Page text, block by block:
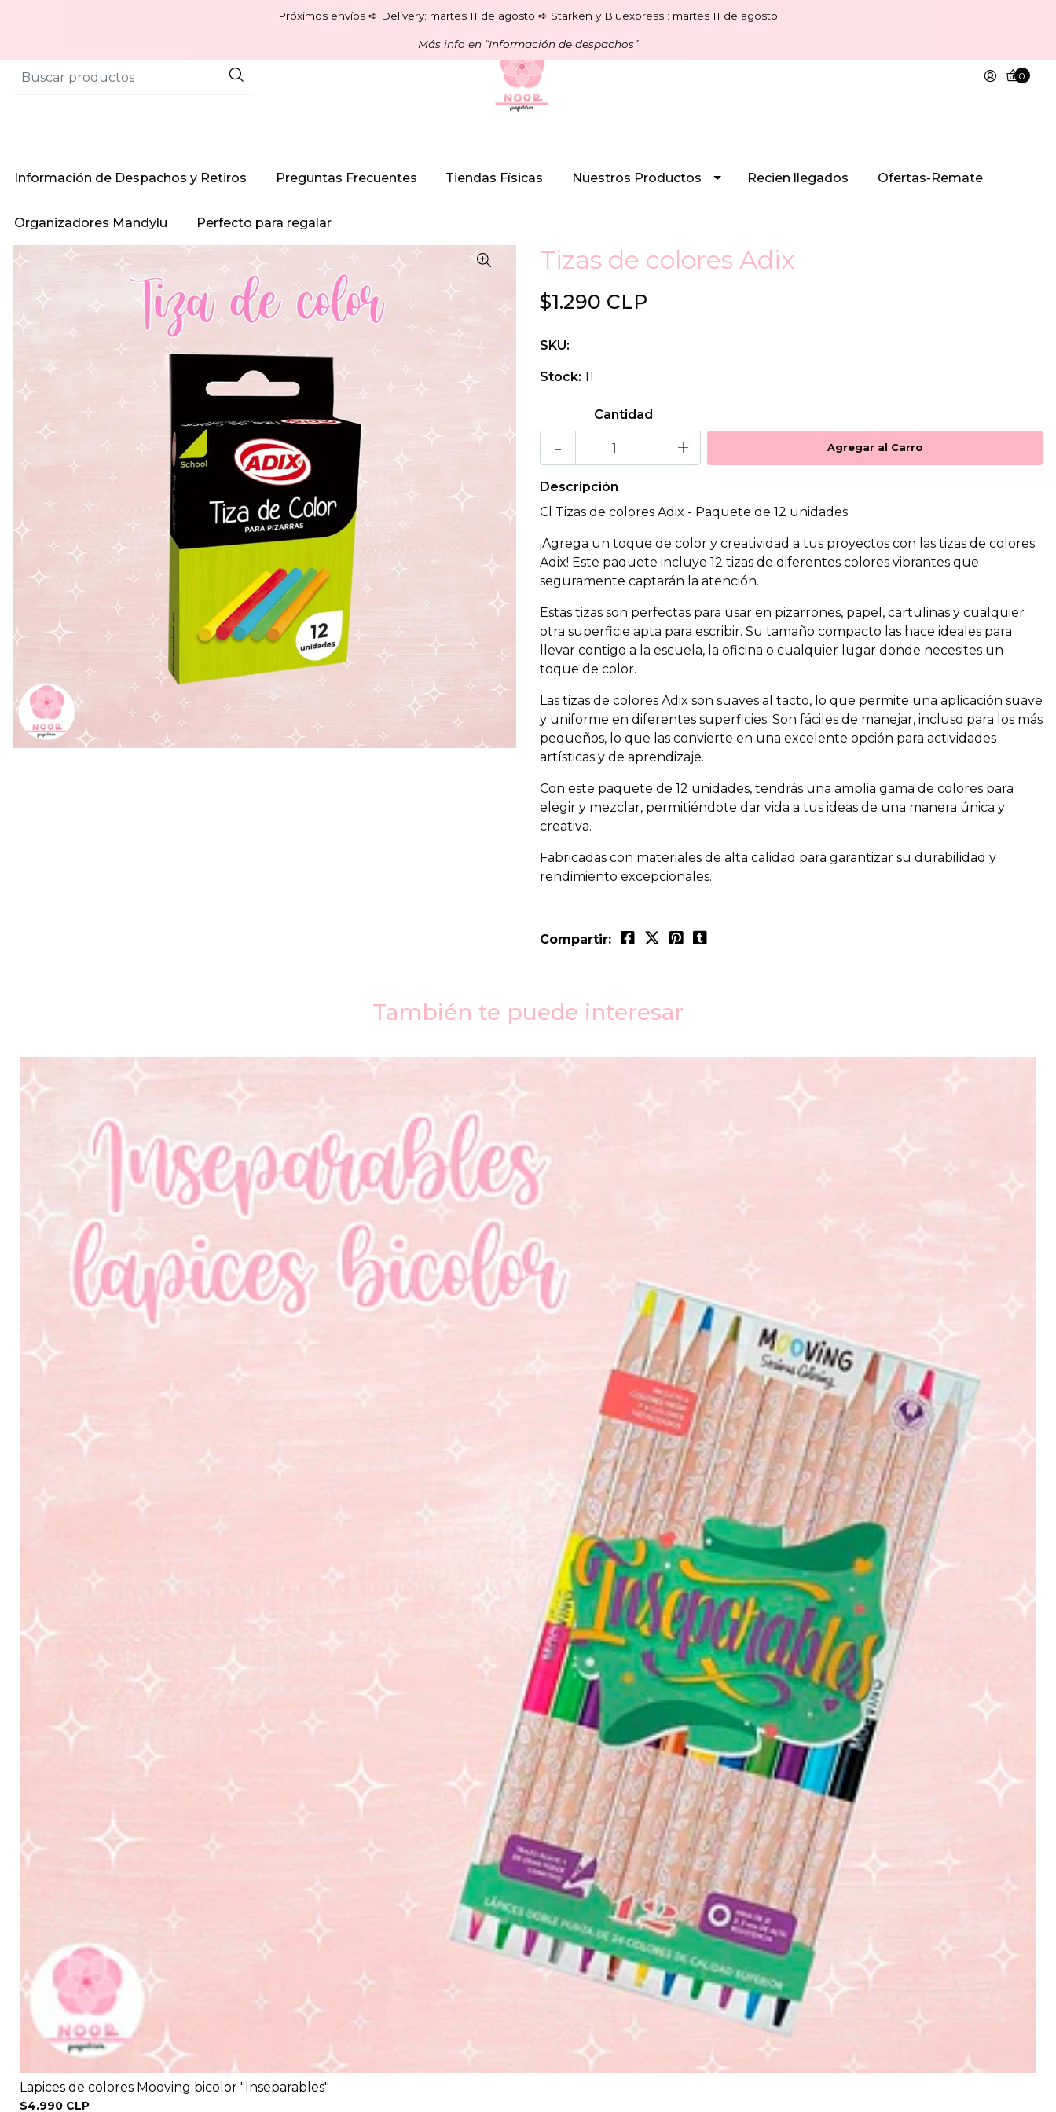
Próximos envíos ➪ Delivery: martes 11 de agosto ➪ Starken y Bluexpress : martes 11 de agosto
Más info en “Información de despachos”
0
Información de Despachos y Retiros Preguntas Frecuentes Tiendas Físicas Nuestros Productos Recien llegados Ofertas-Remate
Organizadores Mandylu Perfecto para regalar
Tizas de colores Adix
$1.290 CLP
SKU:
Stock: 11
Cantidad
- +
Descripción
Cl Tizas de colores Adix - Paquete de 12 unidades
¡Agrega un toque de color y creatividad a tus proyectos con las tizas de colores
Adix! Este paquete incluye 12 tizas de diferentes colores vibrantes que
seguramente captarán la atención.
Estas tizas son perfectas para usar en pizarrones, papel, cartulinas y cualquier
otra superficie apta para escribir. Su tamaño compacto las hace ideales para
llevar contigo a la escuela, la oficina o cualquier lugar donde necesites un
toque de color.
Las tizas de colores Adix son suaves al tacto, lo que permite una aplicación suave
y uniforme en diferentes superficies. Son fáciles de manejar, incluso para los más
pequeños, lo que las convierte en una excelente opción para actividades
artísticas y de aprendizaje.
Con este paquete de 12 unidades, tendrás una amplia gama de colores para
elegir y mezclar, permitiéndote dar vida a tus ideas de una manera única y
creativa.
Fabricadas con materiales de alta calidad para garantizar su durabilidad y
rendimiento excepcionales.
Compartir:
También te puede interesar
Lapices de colores Mooving bicolor "Inseparables"
$4.990 CLP